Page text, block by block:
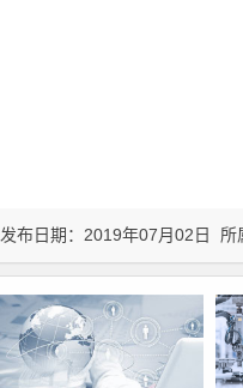
发布日期：2019年07月02日 所